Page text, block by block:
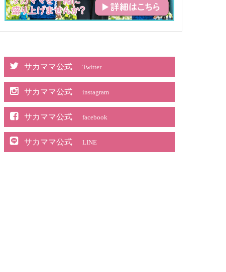
サカママ公式 Twitter
サカママ公式 instagram
サカママ公式 facebook
サカママ公式 LINE